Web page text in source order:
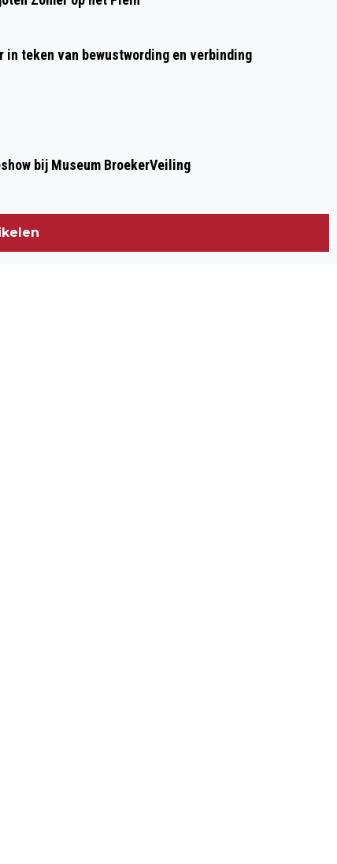
in teken van bewustwording en verbinding
bij Museum BroekerVeiling